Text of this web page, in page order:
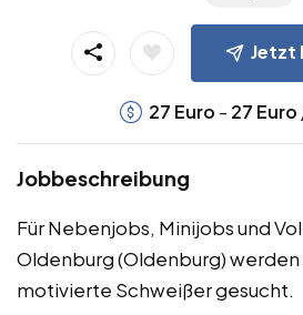
Jetzt
27 Euro - 27 Euro
Jobbeschreibung
Für Nebenjobs, Minijobs und
Oldenburg (Oldenburg) werden
motivierte Schweißer gesucht.